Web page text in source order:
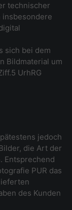
technischer
insbesondere
sich bei dem
Bildmaterial um
UrhRG
jedoch
die Art der
Entsprechend
PUR das
des Kunden